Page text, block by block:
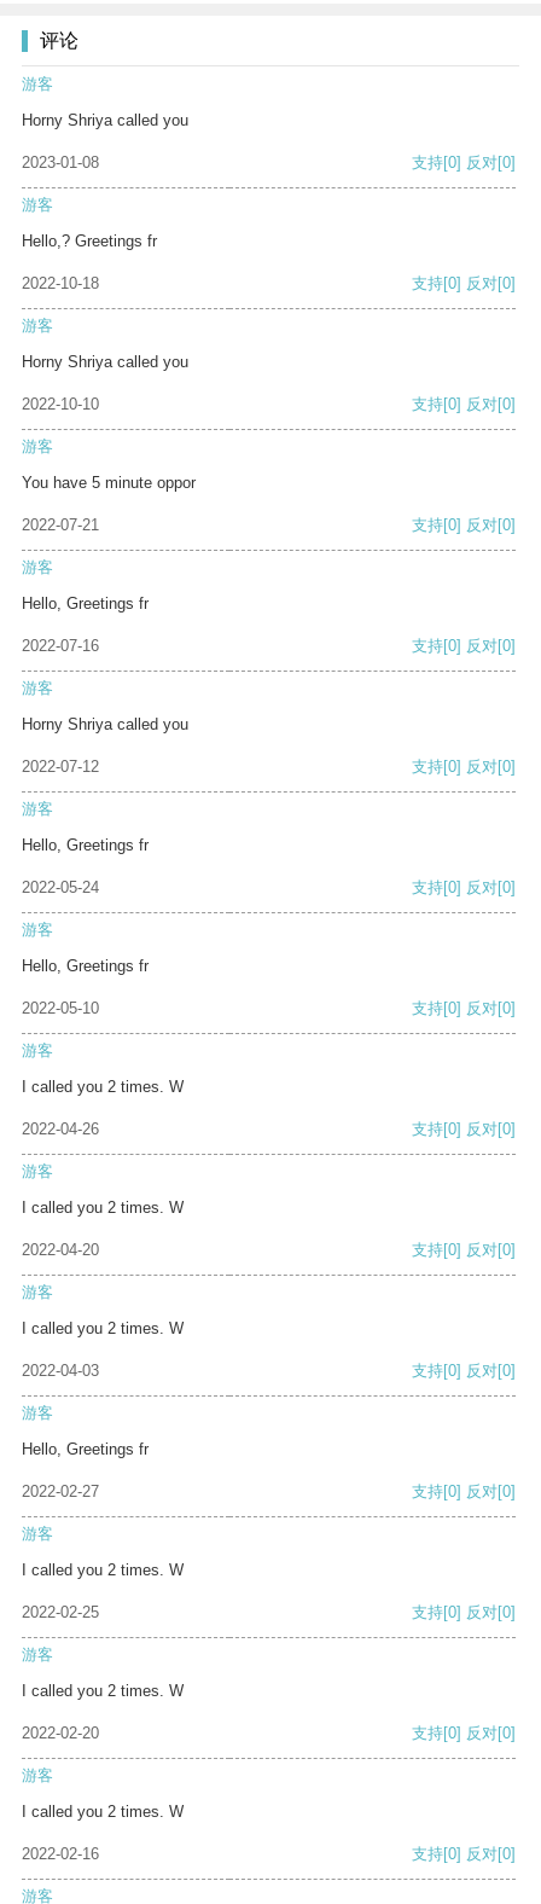
评论
游客
Horny Shriya called you
2023-01-08 支持[0] 反对[0]
游客
Hello,? Greetings fr
2022-10-18 支持[0] 反对[0]
游客
Horny Shriya called you
2022-10-10 支持[0] 反对[0]
游客
You have 5 minute oppor
2022-07-21 支持[0] 反对[0]
游客
Hello, Greetings fr
2022-07-16 支持[0] 反对[0]
游客
Horny Shriya called you
2022-07-12 支持[0] 反对[0]
游客
Hello, Greetings fr
2022-05-24 支持[0] 反对[0]
游客
Hello, Greetings fr
2022-05-10 支持[0] 反对[0]
游客
I called you 2 times. W
2022-04-26 支持[0] 反对[0]
游客
I called you 2 times. W
2022-04-20 支持[0] 反对[0]
游客
I called you 2 times. W
2022-04-03 支持[0] 反对[0]
游客
Hello, Greetings fr
2022-02-27 支持[0] 反对[0]
游客
I called you 2 times. W
2022-02-25 支持[0] 反对[0]
游客
I called you 2 times. W
2022-02-20 支持[0] 反对[0]
游客
I called you 2 times. W
2022-02-16 支持[0] 反对[0]
游客